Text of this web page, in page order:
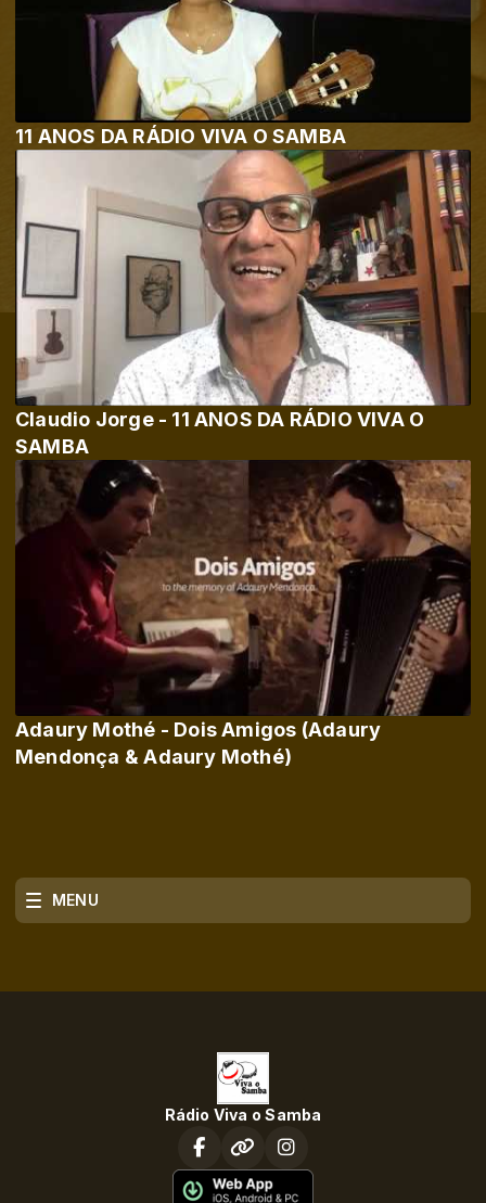
11 ANOS DA RÁDIO VIVA O SAMBA
Claudio Jorge - 11 ANOS DA RÁDIO VIVA O
SAMBA
Adaury Mothé - Dois Amigos (Adaury
Mendonça & Adaury Mothé)
MENU
Rádio Viva o Samba